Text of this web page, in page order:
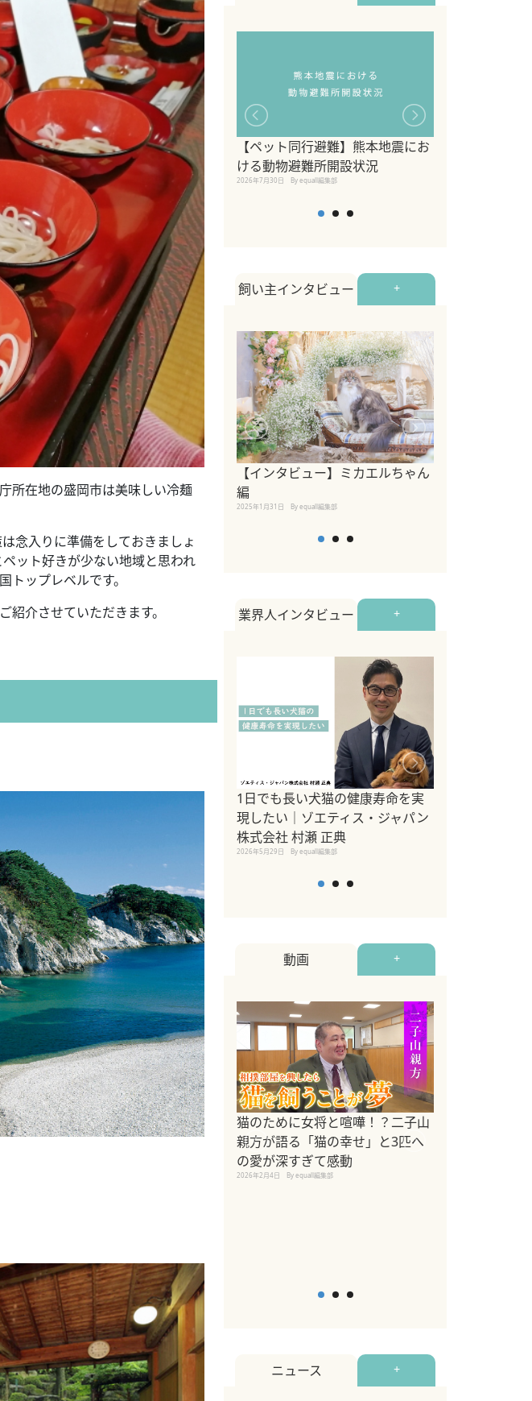
所在地の盛岡市は美味しい冷麺
念入りに準備をしておきましょ
ット好きが少ない地域と思われ
ップレベルです。
介させていただきます。
【ペット同行避難】熊本地震にお
ける動物避難所開設状況
2026年7月30日 By equall編集部
飼い主インタビュー +
【インタビュー】ミカエルちゃん
編
2025年1月31日 By equall編集部
業界人インタビュー +
1日でも長い犬猫の健康寿命を実
現したい｜ゾエティス・ジャパン
株式会社 村瀬 正典
2026年5月29日 By equall編集部
動画 +
猫のために女将と喧嘩！？二子山
親方が語る「猫の幸せ」と3匹へ
の愛が深すぎて感動
2026年2月4日 By equall編集部
ニュース +